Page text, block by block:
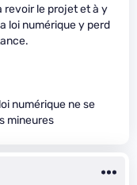
revoir le projet et à y
loi numérique y perd
numérique ne se
mineures